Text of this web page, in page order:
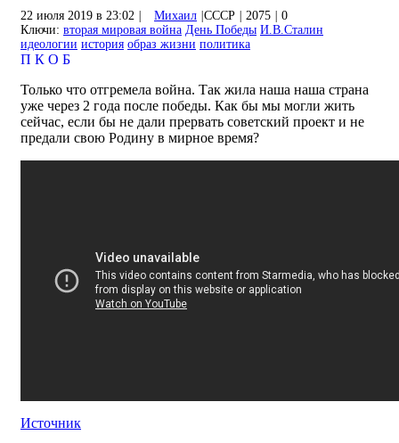
22 июля 2019 в 23:02 Михаил CCCР 2075
0
Ключи: вторая мировая война День Победы И.В.Сталин
идеологии история образ жизни политика
П К О Б
Только что отгремела война. Так жила наша наша страна
уже через 2 года после победы. Как бы мы могли жить
сейчас, если бы не дали прервать советский проект и не
предали свою Родину в мирное время?
Источник